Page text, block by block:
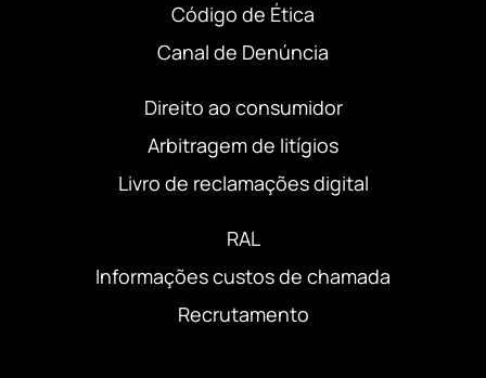
Código de Ética
Canal de Denúncia
Direito ao consumidor
Arbitragem de litígios
Livro de reclamações digital
RAL
Informações custos de chamada
Recrutamento